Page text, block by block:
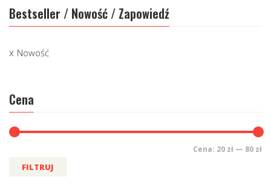
Bestseller / Nowość / Zapowiedź
Nowość
Cena
FILTRUJ
Cena: 20 zł — 80 zł